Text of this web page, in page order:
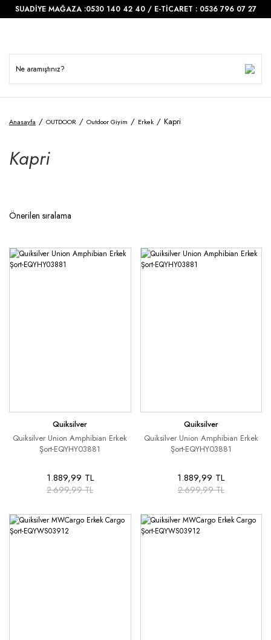
SUADİYE MAĞAZA :0530 140 42 40 / E-TİCARET : 0536 796 07 27
Anasayfa OUTDOOR Outdoor Giyim Erkek Kapri
Kapri
Quiksilver
Quiksilver Union Amphibian Erkek
Şort-EQYHY03881
1.889,99 TL
2.699,99 TL
Quiksilver
Quiksilver Union Amphibian Erkek
Şort-EQYHY03881
1.889,99 TL
2.699,99 TL